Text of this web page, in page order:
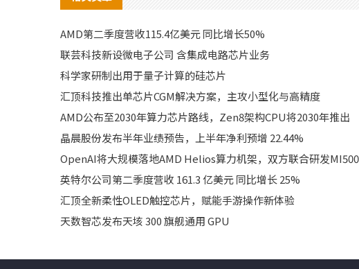
AMD第二季度营收115.4亿美元 同比增长50%
联芸科技新设微电子公司 含集成电路芯片业务
科学家研制出用于量子计算的硅芯片
汇顶科技推出单芯片CGM解决方案，主攻小型化与高精度
AMD公布至2030年算力芯片路线，Zen8架构CPU将2030年推出
晶晨股份发布半年业绩预告，上半年净利预增 22.44%
OpenAI将大规模落地AMD Helios算力机架，双方联合研发
英特尔公司第二季度营收 161.3 亿美元 同比增长 25%
汇顶全新柔性OLED触控芯片，赋能手游操作新体验
天数智芯发布天垓 300 旗舰通用 GPU